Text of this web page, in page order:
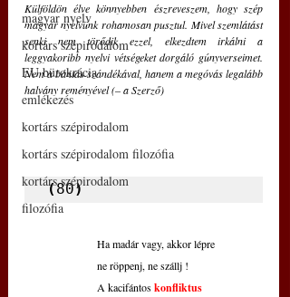
magyar nyelv
kortárs szépirodalom
EU bürokrácia
emlékezés
kortárs szépirodalom
kortárs szépirodalom filozófia
kortárs szépirodalom
filozófia
Külföldön élve könnyebben észreveszem, hogy szép
magyar nyelvünk rohamosan pusztul. Mivel szemlátást
senki nem törődik ezzel, elkezdtem irkálni a
leggyakoribb nyelvi vétségeket dorgáló gúnyverseimet.
Nem a bántás szándékával, hanem a megóvás legalább
halvány reményével (– a Szerző)
(80)
Ha madár vagy, akkor lépre
ne röppenj, ne szállj !
A kacifántoskonfliktus